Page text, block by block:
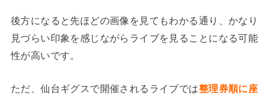
後方になると先ほどの画像を見てもわかる通り、かなり
見づらい印象を感じながらライブを見ることになる可能
性が高いです。
ただ、仙台ギグスで開催されるライブでは整理券順に座